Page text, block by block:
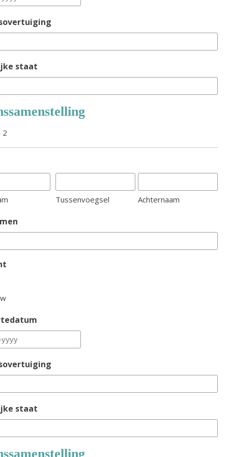
staat
2
Tussenvoegsel Achternaam
staat